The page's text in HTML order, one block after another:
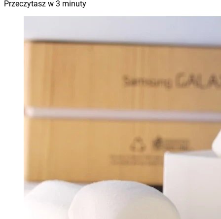
Przeczytasz w 3 minuty